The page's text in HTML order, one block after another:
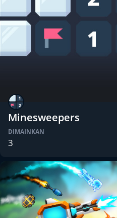
Minesweepers
DIMAINKAN
3